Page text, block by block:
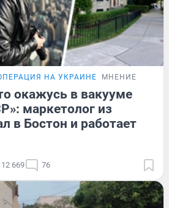
НА УКРАИНЕ МНЕНИЕ
окажусь в вакууме
маркетолог из
в Бостон и работает
12 669 76